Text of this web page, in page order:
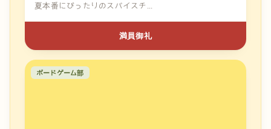
夏本番にぴったりのスパイスチ...
満員御礼
ボードゲーム部